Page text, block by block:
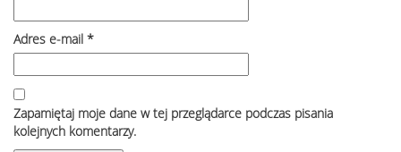
Adres e-mail *
Zapamiętaj moje dane w tej przeglądarce podczas pisania
kolejnych komentarzy.